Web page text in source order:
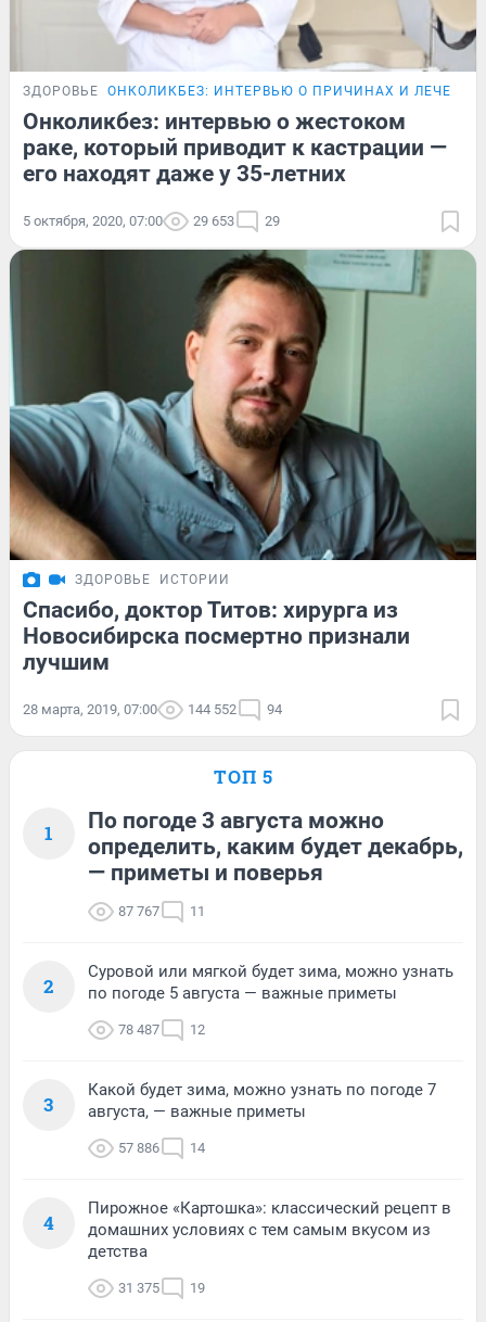
ЗДОРОВЬЕ ОНКОЛИКБЕЗ: ИНТЕРВЬЮ О ПРИЧИНАХ И ЛЕЧЕНИИ
Онколикбез: интервью о жестоком
раке, который приводит к кастрации —
его находят даже у 35-летних
5 октября, 2020, 07:00 29 653 29
ЗДОРОВЬЕ ИСТОРИИ
Спасибо, доктор Титов: хирурга из
Новосибирска посмертно признали
лучшим
28 марта, 2019, 07:00 144 552 94
ТОП 5
1
По погоде 3 августа можно
определить, каким будет декабрь,
— приметы и поверья
87 767 11
2
Суровой или мягкой будет зима, можно узнать
по погоде 5 августа — важные приметы
78 487 12
3
Какой будет зима, можно узнать по погоде 7
августа, — важные приметы
57 886 14
4
Пирожное «Картошка»: классический рецепт в
домашних условиях с тем самым вкусом из
детства
31 375 19